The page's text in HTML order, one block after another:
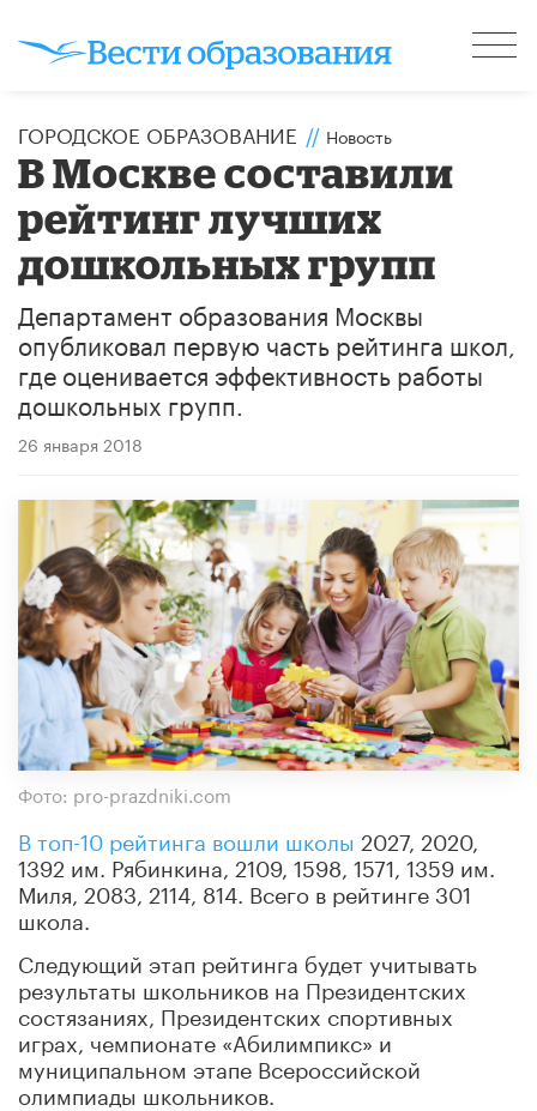
ГОРОДСКОЕ ОБРАЗОВАНИЕ // Новость
В Москве составили
рейтинг лучших
дошкольных групп
​Департамент образования Москвы
опубликовал первую часть рейтинга школ,
где оценивается эффективность работы
дошкольных групп.
26 января 2018
Фото: pro-prazdniki.com
В топ-10 рейтинга вошли школы 2027, 2020,
1392 им. Рябинкина, 2109, 1598, 1571, 1359 им.
Миля, 2083, 2114, 814. Всего в рейтинге 301
школа.
Следующий этап рейтинга будет учитывать
результаты школьников на Президентских
состязаниях, Президентских спортивных
играх, чемпионате «Абилимпикс» и
муниципальном этапе Всероссийской
олимпиады школьников.